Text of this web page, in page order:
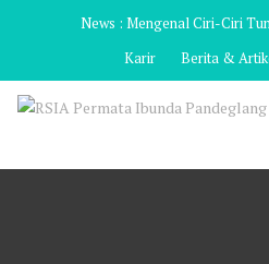
News : Mengenal Ciri-Ciri
Karir
Berita &